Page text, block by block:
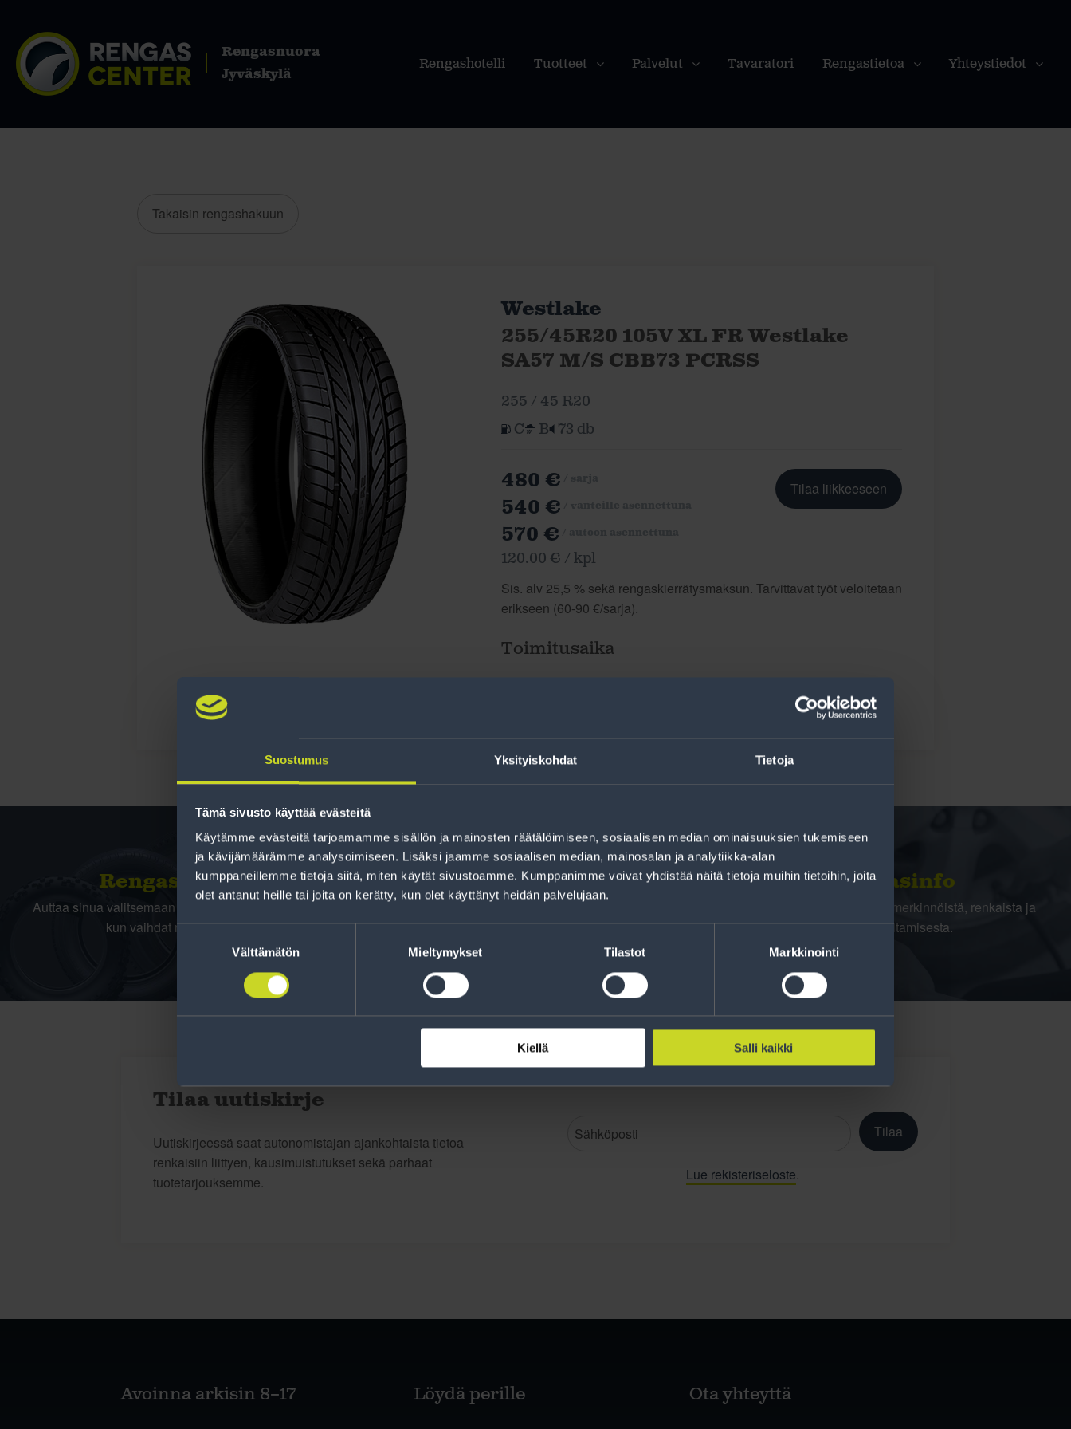
Suostumus Yksityiskohdat Tietoja
Tämä sivusto käyttää evästeitä
Käytämme evästeitä tarjoamamme sisällön ja mainosten räätälöimiseen, sosiaalisen median ominaisuuksien tukemiseen
ja kävijämäärämme analysoimiseen. Lisäksi jaamme sosiaalisen median, mainosalan ja analytiikka-alan
kumppaneillemme tietoja siitä, miten käytät sivustoamme. Kumppanimme voivat yhdistää näitä tietoja muihin tietoihin, joita
olet antanut heille tai joita on kerätty, kun olet käyttänyt heidän palvelujaan.
Suostumuksen
Välttämätön Mieltymykset Tilastot Markkinointi
Kiellä Salli kaikki
Rengasnuora
Jyväskylä
Rengashotelli Tuotteet Palvelut Tavaratori Rengastietoa Yhteystiedot
Takaisin rengashakuun
Westlake
255/45R20 105V XL FR Westlake
SA57 M/S CBB73 PCRSS
255 / 45 R20
C
B 73 db
480 €
540 €
570 €
120.00 € / kpl
Tilaa liikkeeseen
Sis. alv 25,5 % sekä rengaskierrätysmaksun. Tarvittavat työt veloitetaan
erikseen (60-90 €/sarja).
Toimitusaika
Rengas­laskuri
Auttaa sinua valitsemaan oikean kokoisen renkaan,
kun vaihdat rengaskokoa.
Rahoitus
Tee ostoksesi RengasCenter-tilillä. Saat
maksuaikaa renkaillesi.
Rengasinfo
Tavallisen ihmisen tietoa merkinnöistä, renkaista ja
niiden huoltamisesta.
Tilaa uutiskirje
Uutiskirjeessä saat autonomistajan ajankohtaista tietoa
renkaisiin liittyen, kausimuistutukset sekä parhaat
tuotetarjouksemme.
Tilaa
Lue rekisteriseloste.
Avoinna arkisin 8–17 Löydä perille Ota yhteyttä